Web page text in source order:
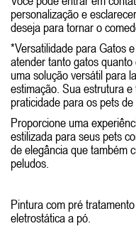
personalização e
deseja para tornar o
*Versatilidade para Gatos
atender tanto gatos
uma solução versátil para
estimação. Sua estrutura
praticidade para os pets de
Proporcione uma
estilizada para seus pets
de elegância que também
peludos.
Pintura com pré
eletrostática a pó.